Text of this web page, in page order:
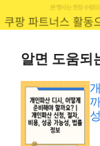
알면 도움되